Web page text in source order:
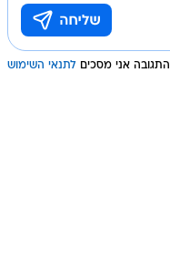
אני מסכים לתנאי השימוש